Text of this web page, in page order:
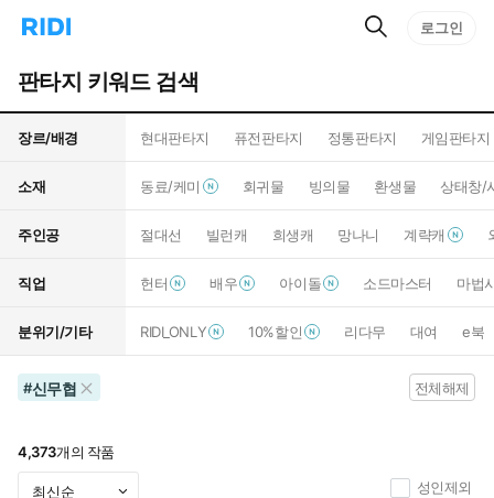
리
으
로
이
동
턴
트
검
색
검
로그인
판타지 키워드 검색
장르/배경 현대판타지 퓨전판타지 정통판타지 게임판타지
소재 동료/케미 회귀물 빙의물 환생물 상태창/
주인공 절대선 빌런캐 희생캐 망나니 계략캐
직업 헌터 배우 아이돌 소드마스터 마법
분위기/기타 RIDI_ONLY 10%할인 리다무 대여 e북
#신무협 전체해제
4,373개의 작품
성인제외